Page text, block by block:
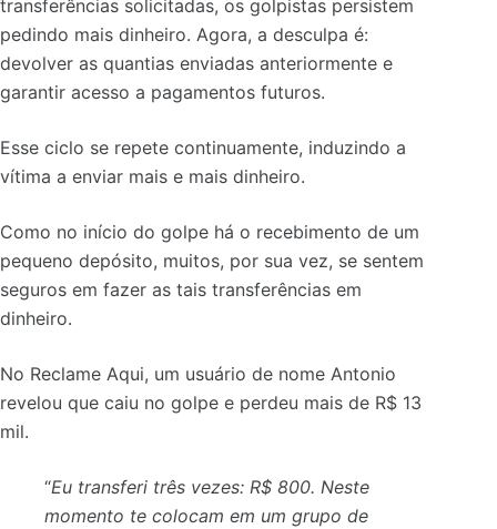
transferências solicitadas, os golpistas persistem
pedindo mais dinheiro. Agora, a desculpa é:
devolver as quantias enviadas anteriormente e
garantir acesso a pagamentos futuros.
Esse ciclo se repete continuamente, induzindo a
vítima a enviar mais e mais dinheiro.
Como no início do golpe há o recebimento de um
pequeno depósito, muitos, por sua vez, se sentem
seguros em fazer as tais transferências em
dinheiro.
No Reclame Aqui, um usuário de nome Antonio
revelou que caiu no golpe e perdeu mais de R$ 13
mil.
“Eu transferi três vezes: R$ 800. Neste
momento te colocam em um grupo de